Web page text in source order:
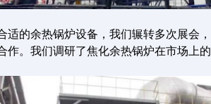
适的余热锅炉设备，我们辗转多次展会
作。我们调研了焦化余热锅炉在市场上